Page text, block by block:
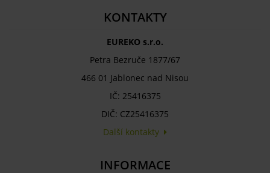
KONTAKTY
EUREKO s.r.o.
Petra Bezruče 1877/67
466 01 Jablonec nad Nisou
IČ: 25416375
DIČ: CZ25416375
Další kontakty
INFORMACE